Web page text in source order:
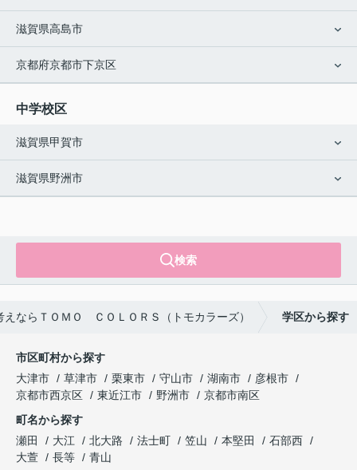
滋賀県高島市
京都府京都市下京区
中学校区
滋賀県甲賀市
滋賀県野洲市
検索
ならＴＯＭＯ ＣＯＬＯＲＳ（トモカラーズ） 学区から探す
市区町村から探す
大津市
草津市 栗東市 守山市 湖南市
彦根市
京都市西京区
東近江市 野洲市
京都市南区
町名から探す
瀬田
大江 北大路 法士町 笠山 本堅田
石部西
大萱
長等
青山